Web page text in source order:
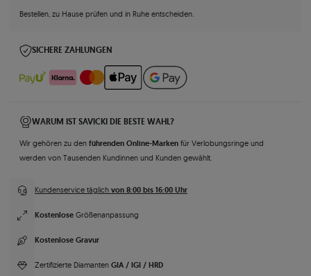
Bestellen, zu Hause prüfen und in Ruhe entscheiden.
SICHERE ZAHLUNGEN
WARUM IST SAVICKI DIE BESTE WAHL?
Wir gehören zu den führenden Online-Marken für Verlobungsringe und
werden von Tausenden Kundinnen und Kunden gewählt.
Kundenservice täglich von 8:00 bis 16:00 Uhr
Kostenlose Größenanpassung
Kostenlose Gravur
Zertifizierte Diamanten GIA / IGI / HRD